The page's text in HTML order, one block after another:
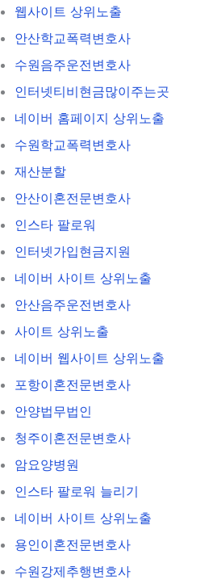
웹사이트 상위노출
안산학교폭력변호사
수원음주운전변호사
인터넷티비현금많이주는곳
네이버 홈페이지 상위노출
수원학교폭력변호사
재산분할
안산이혼전문변호사
인스타 팔로워
인터넷가입현금지원
네이버 사이트 상위노출
안산음주운전변호사
사이트 상위노출
네이버 웹사이트 상위노출
포항이혼전문변호사
안양법무법인
청주이혼전문변호사
암요양병원
인스타 팔로워 늘리기
네이버 사이트 상위노출
용인이혼전문변호사
수원강제추행변호사